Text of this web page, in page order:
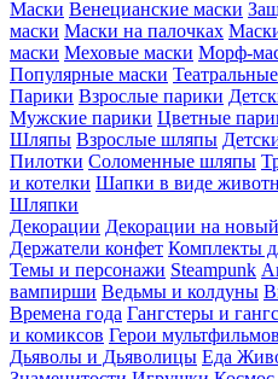
Маски Венецианские маски
маски Маски на палочках
маски Меховые маски Морф-
Популярные маски
Парики Взрослые парики
Мужские парики Цветные
Шляпы Взрослые шляпы
Пилотки Соломенные шляпы
и котелки Шапки в виде
Шляпки
Декорации Декорации на
Держатели конфет Комплекты
Темы и персонажи Steampunk
вампирши Ведьмы и колдуны
Времена года Гангстеры и
и комиксов Герои
Дьяволы и Дьяволицы Еда